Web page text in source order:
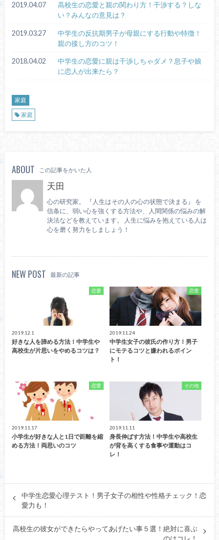
2019.04.07
高校生の恋愛と親の関わり方！干渉する？しな
い？みんなの意見は？
2019.03.27
中学生の反抗期男子が母親にする行動や特徴！
親の接し方のコツ！
2018.04.02
中学生の恋愛に親は干渉しちゃダメ？息子や娘
に恋人が出来たら？
家庭
家庭
ABOUT この記事をかいた人
天田
心の研究家。 『人生はその人の心の状態で決まる』 を
信条に、弱い心を強くする方法や、人間関係の悩みの解
決法などを教えています。 人生に悩みを抱えている人は
心を磨く努力をしましょう！
NEW POST 最新の記事
恋愛
2019.12.1
好きな人を諦める方法！中学生や
高校生が片思いをやめるコツは？
恋愛
2019.11.24
中学生女子の彼氏の作り方！男子
にモテるコツと嫌われるポイン
ト！
恋愛
2019.11.17
小学生が好きな人と1日で距離を縮
める方法！両思いのコツ
その他
2019.11.11
身長伸ばす方法！中学生や高校生
が背を高くする食事や運動はコ
レ！
中学生恋愛心理テスト！男子女子の相性や性格チェック！恋
愛力も！
高校生の彼女ができたらやってあげたい事５選！絶対に喜ぶ
のはコレ！